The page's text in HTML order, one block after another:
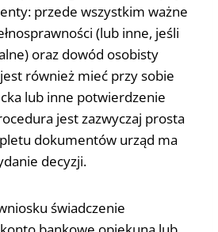
przede wszystkim ważne
(lub inne, jeśli
oraz dowód osobisty
również mieć przy sobie
lub inne potwierdzenie
jest zazwyczaj prosta
dokumentów urząd ma
decyzji.
świadczenie